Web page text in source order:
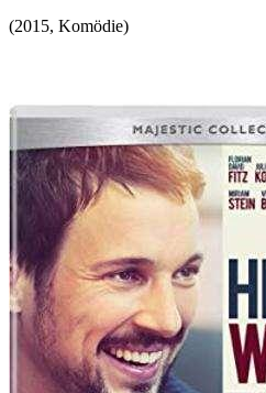
(2015, Komödie)